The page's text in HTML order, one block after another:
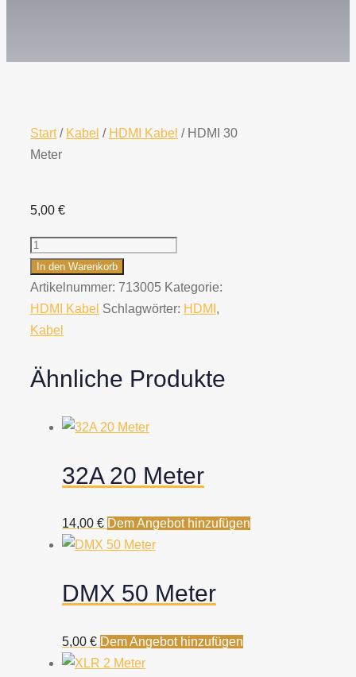
Start/ Kabel / HDMI Kabel / HDMI 30
Meter
5,00 €
HDMI
30
Meter
Menge
In den Warenkorb
Artikelnummer: 713005 Kategorie:
HDMI Kabel Schlagwörter: HDMI ,
Kabel
Ähnliche Produkte
32A 20 Meter
14,00 € Dem Angebot hinzufügen
DMX 50 Meter
5,00 € Dem Angebot hinzufügen